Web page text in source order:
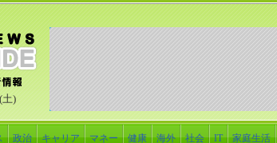
土)
政治 キャリア マネー 健康 海外 社会 IT 家庭生活